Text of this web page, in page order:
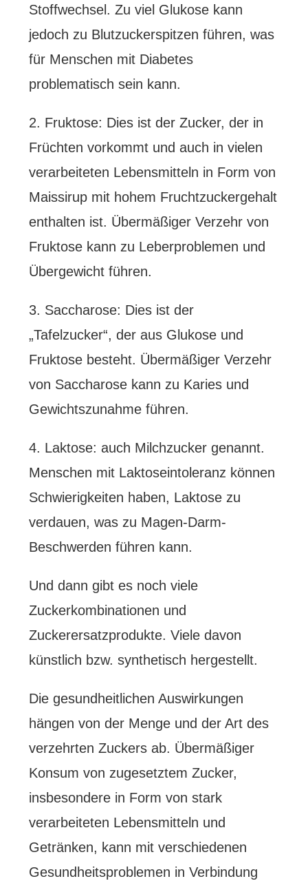
Stoffwechsel. Zu viel Glukose kann
jedoch zu Blutzuckerspitzen führen, was
für Menschen mit Diabetes
problematisch sein kann.
2. Fruktose: Dies ist der Zucker, der in
Früchten vorkommt und auch in vielen
verarbeiteten Lebensmitteln in Form von
Maissirup mit hohem Fruchtzuckergehalt
enthalten ist. Übermäßiger Verzehr von
Fruktose kann zu Leberproblemen und
Übergewicht führen.
3. Saccharose: Dies ist der
„Tafelzucker“, der aus Glukose und
Fruktose besteht. Übermäßiger Verzehr
von Saccharose kann zu Karies und
Gewichtszunahme führen.
4. Laktose: auch Milchzucker genannt.
Menschen mit Laktoseintoleranz können
Schwierigkeiten haben, Laktose zu
verdauen, was zu Magen-Darm-
Beschwerden führen kann.
Und dann gibt es noch viele
Zuckerkombinationen und
Zuckerersatzprodukte. Viele davon
künstlich bzw. synthetisch hergestellt.
Die gesundheitlichen Auswirkungen
hängen von der Menge und der Art des
verzehrten Zuckers ab. Übermäßiger
Konsum von zugesetztem Zucker,
insbesondere in Form von stark
verarbeiteten Lebensmitteln und
Getränken, kann mit verschiedenen
Gesundheitsproblemen in Verbindung